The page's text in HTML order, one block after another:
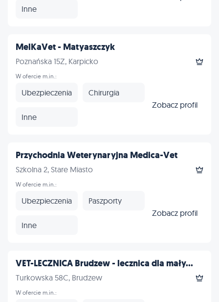
Inne
MelKaVet - Matyaszczyk
Poznańska 15Z, Karpicko
W ofercie m.in.:
Ubezpieczenia Chirurgia
Inne
Zobacz profil
Przychodnia Weterynaryjna Medica-Vet
Szkolna 2, Stare Miasto
W ofercie m.in.:
Ubezpieczenia Paszporty
Inne
Zobacz profil
VET-LECZNICA Brudzew - lecznica dla mały...
Turkowska 58C, Brudzew
W ofercie m.in.: